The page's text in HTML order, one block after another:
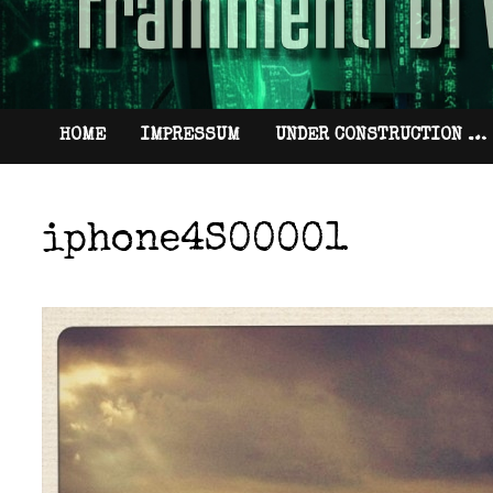
HOME IMPRESSUM UNDER CONSTRUCTION …
iphone4S00001